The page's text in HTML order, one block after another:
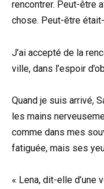
rencontrer. Peut-être
chose. Peut-être
J’ai accepté de la
ville, dans l’espoir
Quand je suis arrivé,
les mains
comme dans mes
fatiguée, mais ses
« Lena, dit-elle d’une